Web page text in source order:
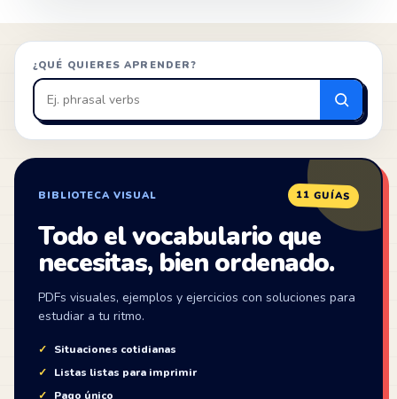
¿QUÉ QUIERES APRENDER?
Buscar
en
ZonaIngles
BIBLIOTECA VISUAL 11 GUÍAS
Todo el vocabulario que
necesitas, bien ordenado.
PDFs visuales, ejemplos y ejercicios con soluciones para
estudiar a tu ritmo.
Situaciones cotidianas
Listas listas para imprimir
Pago único